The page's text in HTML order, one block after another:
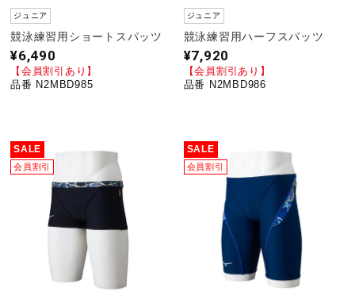
ジュニア
競泳練習用ショートスパッツ
¥6,490
【会員割引あり】
品番 N2MBD985
ジュニア
競泳練習用ハーフスパッツ
¥7,920
【会員割引あり】
品番 N2MBD986
SALE
会員割引
SALE
会員割引